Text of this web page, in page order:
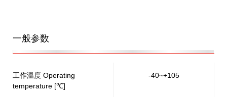
一般参数
工作温度 Operating
temperature [℃]
-40~+105